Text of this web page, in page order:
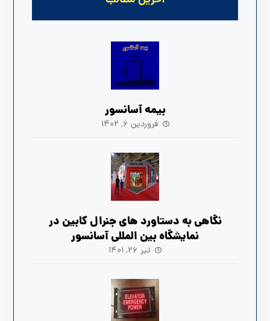
بیمه آسانسور
فروردین ۶, ۱۴۰۲
نگاهی به دستاورد های جنرال کابین در
نمایشگاه بین المللی آسانسور
تیر ۲۶, ۱۴۰۱